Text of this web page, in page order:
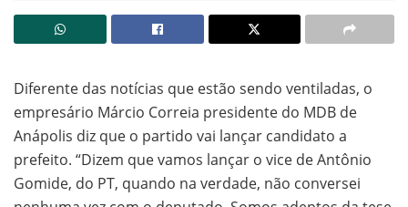
Diferente das notícias que estão sendo ventiladas, o
empresário Márcio Correia presidente do MDB de
Anápolis diz que o partido vai lançar candidato a
prefeito. “Dizem que vamos lançar o vice de Antônio
Gomide, do PT, quando na verdade, não conversei